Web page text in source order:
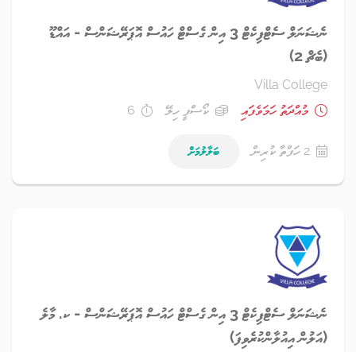
ނެޝަނަލް ސެޓްފިކެޓް 3 އިން ގެސްޓް ހައުސް އޮޕަރޭޝަންސް - އައްޑޫ
(ބެޗް 2)
Villa College
މުއްދަތު ހަމަވެފައި
ކޯސްފީ ހިލޭ 6
2 ހަފްތާ ކުރިން ބަލާލުމަށް
ނެޝަނަލް ސެޓްފިކެޓް 3 އިން ގެސްޓް ހައުސް އޮޕަރޭޝަންސް - ކ. މާލެ
(އަލުން އިއުލާންކުރެވިފަ)